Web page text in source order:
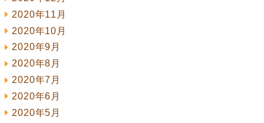
2020年11月
2020年10月
2020年9月
2020年8月
2020年7月
2020年6月
2020年5月